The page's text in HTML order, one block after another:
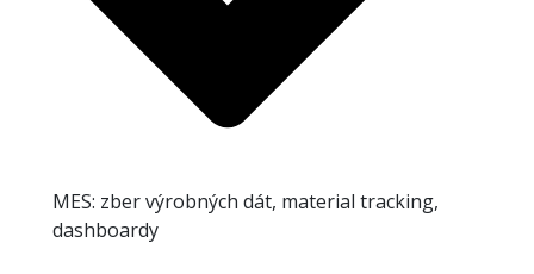
MES: zber výrobných dát, material tracking,
dashboardy